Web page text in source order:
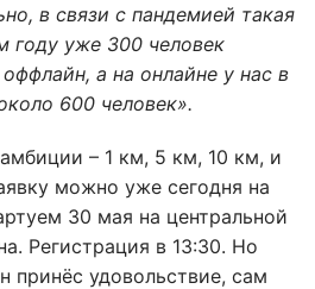
в связи с пандемией такая
году уже 300 человек
а на онлайне у нас в
600 человек».
– 1 км, 5 км, 10 км, и
можно уже сегодня на
30 мая на центральной
Регистрация в 13:30. Но
принёс удовольствие, сам